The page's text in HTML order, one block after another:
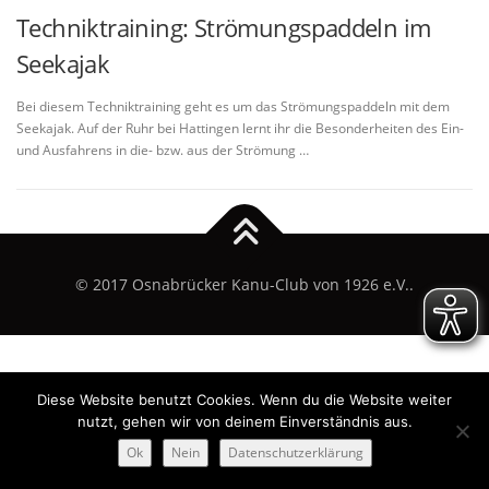
Techniktraining: Strömungspaddeln im
Seekajak
Bei diesem Techniktraining geht es um das Strömungspaddeln mit dem
Seekajak. Auf der Ruhr bei Hattingen lernt ihr die Besonderheiten des Ein-
und Ausfahrens in die- bzw. aus der Strömung …
© 2017 Osnabrücker Kanu-Club von 1926 e.V..
Diese Website benutzt Cookies. Wenn du die Website weiter
nutzt, gehen wir von deinem Einverständnis aus.
Ok Nein Datenschutzerklärung